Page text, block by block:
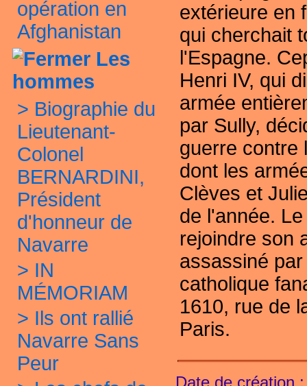
opération en
Afghanistan
Les
hommes
> Biographie du
Lieutenant-
Colonel
BERNARDINI,
Président
d'honneur de
Navarre
> IN
MÉMORIAM
> Ils ont rallié
Navarre Sans
Peur
extérieure en
qui cherchait
l'Espagne.
Henri IV, qui
armée
par Sully,
guerre contre
dont les
Clèves et
de l'année.
rejoindre son
assassiné
catholique
1610, rue de
Paris.
Date de création